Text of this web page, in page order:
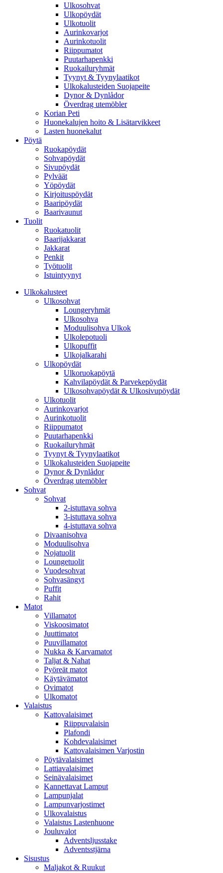
Ulkosohvat
Ulkopöydät
Ulkotuolit
Aurinkovarjot
Aurinkotuolit
Riippumatot
Puutarhapenkki
Ruokailuryhmät
Tyynyt & Tyynylaatikot
Ulkokalusteiden Suojapeite
Dynor & Dynlådor
Överdrag utemöbler
Korian Peti
Huonekalujen hoito & Lisätarvikkeet
Lasten huonekalut
Pöytä
Ruokapöydät
Sohvapöydät
Sivupöydät
Pylväät
Yöpöydät
Kirjoituspöydät
Baaripöydät
Baarivaunut
Tuolit
Ruokatuolit
Baarijakkarat
Jakkarat
Penkit
Työtuolit
Istuintyynyt
Ulkokalusteet
Ulkosohvat
Loungeryhmät
Ulkosohva
Moduulisohva Ulkok
Ulkolepotuoli
Ulkopuffit
Ulkojalkarahi
Ulkopöydät
Ulkoruokapöytä
Kahvilapöydät & Parvekepöydät
Ulkosohvapöydät & Ulkosivupöydät
Ulkotuolit
Aurinkovarjot
Aurinkotuolit
Riippumatot
Puutarhapenkki
Ruokailuryhmät
Tyynyt & Tyynylaatikot
Ulkokalusteiden Suojapeite
Dynor & Dynlådor
Överdrag utemöbler
Sohvat
Sohvat
2-istuttava sohva
3-istuttava sohva
4-istuttava sohva
Divaanisohva
Moduulisohva
Nojatuolit
Loungetuolit
Vuodesohvat
Sohvasängyt
Puffit
Rahit
Matot
Villamatot
Viskoosimatot
Juuttimatot
Puuvillamatot
Nukka & Karvamatot
Taljat & Nahat
Pyöreät matot
Käytävämatot
Ovimatot
Ulkomatot
Valaistus
Kattovalaisimet
Riippuvalaisin
Plafondi
Kohdevalaisimet
Kattovalaisimen Varjostin
Pöytävalaisimet
Lattiavalaisimet
Seinävalaisimet
Kannettavat Lamput
Lampunjalat
Lampunvarjostimet
Ulkovalaistus
Valaistus Lastenhuone
Jouluvalot
Adventsljusstake
Adventsstjärna
Sisustus
Maljakot & Ruukut